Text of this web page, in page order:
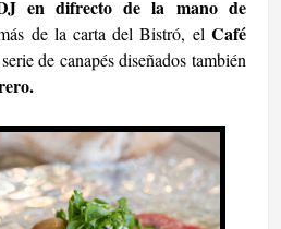
en difrecto de la mano de
de la carta del Bistró, el Café
de canapés diseñados también